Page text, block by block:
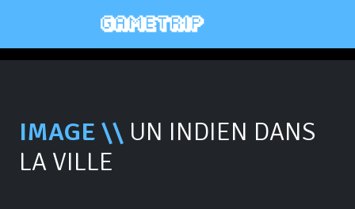
IMAGE \\ UN INDIEN DANS
LA VILLE